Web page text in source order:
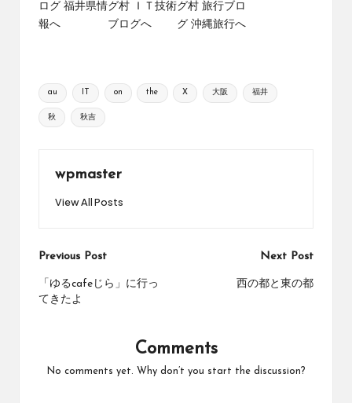
Tags:
au IT on the X 大阪 福井
秋 秋吉
wpmaster
View All Posts
Post
navigation
Previous Post
「ゆるcafeじら」に行っ
てきたよ
Next Post
西の都と東の都
Comments
No comments yet. Why don’t you start the discussion?